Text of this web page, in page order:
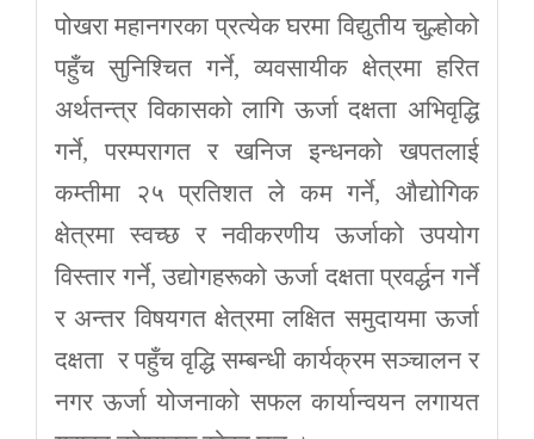
पोखरा महानगरका प्रत्येक घरमा विद्युतीय चुल्होको
पहुँच सुनिश्चित गर्ने, व्यवसायीक क्षेत्रमा हरित
अर्थतन्त्र विकासको लागि ऊर्जा दक्षता अभिवृद्धि
गर्ने, परम्परागत र खनिज इन्धनको खपतलाई
कम्तीमा २५ प्रतिशत ले कम गर्ने, औद्योगिक
क्षेत्रमा स्वच्छ र नवीकरणीय ऊर्जाको उपयोग
विस्तार गर्ने, उद्योगहरूको ऊर्जा दक्षता प्रवर्द्धन गर्ने
र अन्तर विषयगत क्षेत्रमा लक्षित समुदायमा ऊर्जा
दक्षता र पहुँच वृद्धि सम्बन्धी कार्यक्रम सञ्चालन र
नगर ऊर्जा योजनाको सफल कार्यान्वयन लगायत